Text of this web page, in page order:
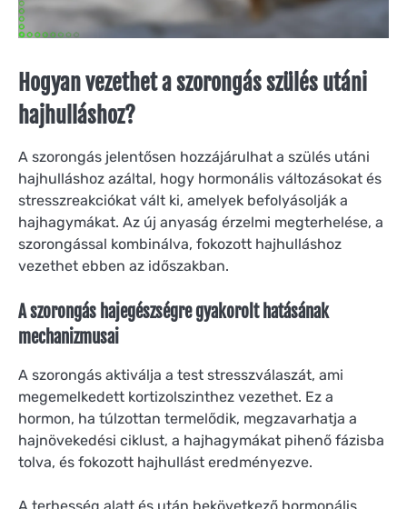
Hogyan vezethet a szorongás szülés utáni
hajhulláshoz?
A szorongás jelentősen hozzájárulhat a szülés utáni
hajhulláshoz azáltal, hogy hormonális változásokat és
stresszreakciókat vált ki, amelyek befolyásolják a
hajhagymákat. Az új anyaság érzelmi megterhelése, a
szorongással kombinálva, fokozott hajhulláshoz
vezethet ebben az időszakban.
A szorongás hajegészségre gyakorolt hatásának
mechanizmusai
A szorongás aktiválja a test stresszválaszát, ami
megemelkedett kortizolszinthez vezethet. Ez a
hormon, ha túlzottan termelődik, megzavarhatja a
hajnövekedési ciklust, a hajhagymákat pihenő fázisba
tolva, és fokozott hajhullást eredményezve.